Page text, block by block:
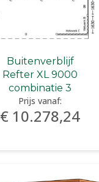
Buitenverblijf
Refter XL 9000
combinatie 3
Prijs vanaf:
€ 10.278,24